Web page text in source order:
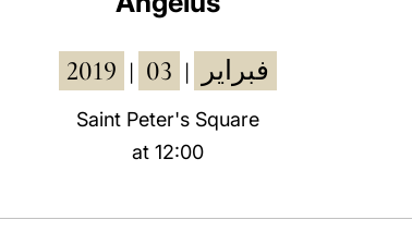
2019 فبراير 03
Saint Peter's Square
at 12:00